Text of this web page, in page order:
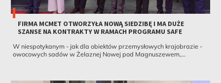
FIRMA MCMET OTWORZYŁA NOWĄ SIEDZIBĘ I MA DUŻE
SZANSE NA KONTRAKTY W RAMACH PROGRAMU SAFE
W niespotykanym - jak dla obiektów przemysłowych krajobrazie -
owocowych sadów w Żelaznej Nowej pod Magnuszewem,...